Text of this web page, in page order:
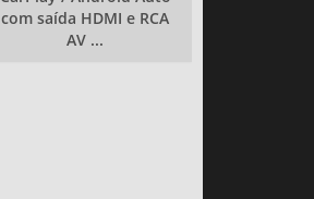
com saída HDMI e RCA
AV ...